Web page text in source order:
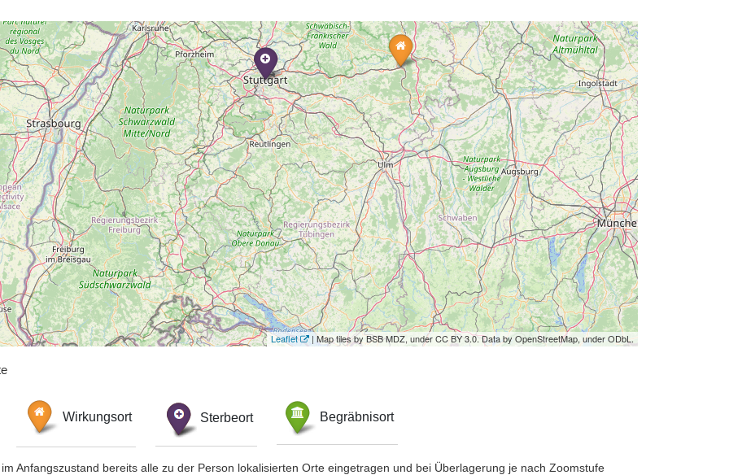
Leaflet | Map tiles by BSB MDZ, under CC BY 3.0. Data by OpenStreetMap, under ODbL.
Wirkungsort Sterbeort Begräbnisort
Anfangszustand bereits alle zu der Person lokalisierten Orte eingetragen und bei Überlagerung je nach Zoomstufe